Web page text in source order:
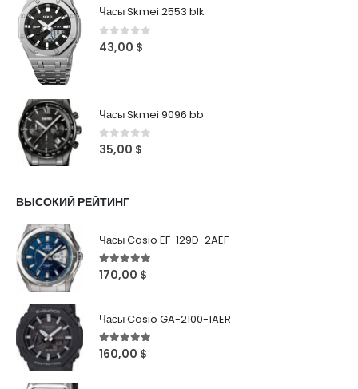
Часы Skmei 2553 blk
0 out of 5
43,00 $
Часы Skmei 9096 bb
0out of 5
35,00 $
ВЫСОКИЙ РЕЙТИНГ
Часы Casio EF-129D-2AEF
5out of 5
170,00 $
Часы Casio GA-2100-1AER
5out of 5
160,00 $